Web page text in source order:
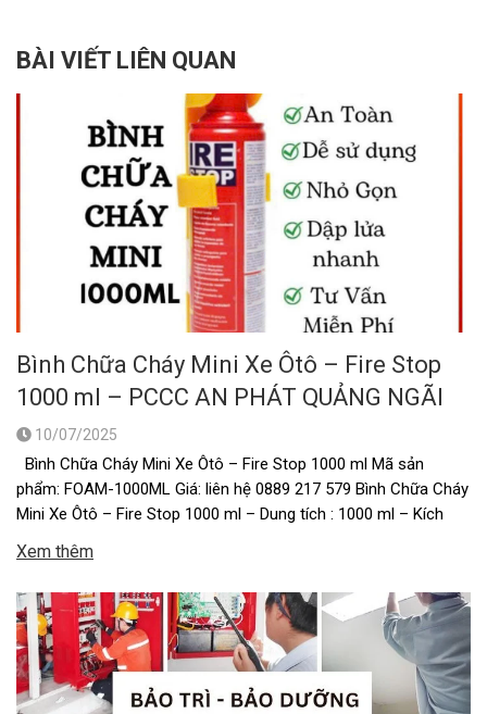
BÀI VIẾT LIÊN QUAN
Bình Chữa Cháy Mini Xe Ôtô – Fire Stop
1000 ml – PCCC AN PHÁT QUẢNG NGÃI
10/07/2025
Bình Chữa Cháy Mini Xe Ôtô – Fire Stop 1000 ml Mã sản
phẩm: FOAM-1000ML Giá: liên hệ 0889 217 579 Bình Chữa Cháy
Mini Xe Ôtô – Fire Stop 1000 ml – Dung tích : 1000 ml – Kích
nhôm …
Xem thêm